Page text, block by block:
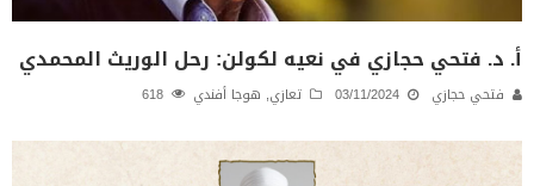
أ. د. فتحي حجازي في نعيه لكولن: رحل الوريث المحمدي
فتحي حجازي 03/11/2024 تعازي, هوجا أفندي